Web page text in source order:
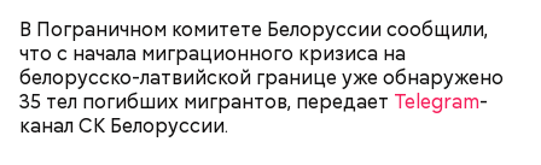
В Пограничном комитете Белоруссии сообщили,
что с начала миграционного кризиса на
белорусско-латвийской границе уже обнаружено
35 тел погибших мигрантов, передает Telegram-
канал СК Белоруссии.